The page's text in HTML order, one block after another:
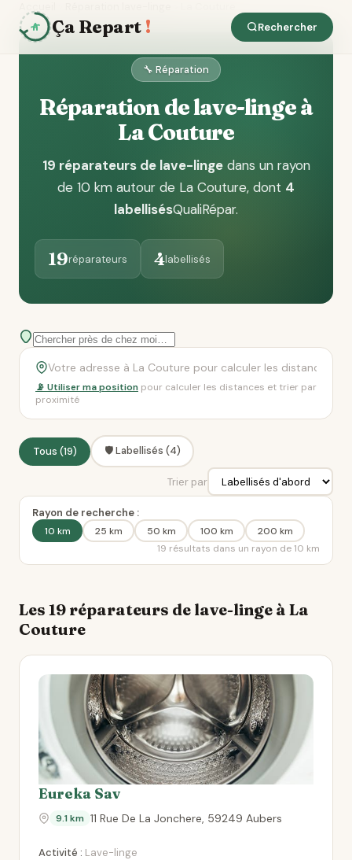
Ça Repart ! Rechercher
🔧 Réparation
Réparation de lave-linge à
La Couture
19 réparateurs de lave-lingedans un rayon
de 10 km autour de La Couture, dont 4
labellisésQualiRépar.
19réparateurs 4labellisés
📡 Utiliser ma position pour calculer les distances et trier par
proximité
Tous (19) 🛡️ Labellisés (4)
Trier par
Rayon de recherche :
10 km 25 km 50 km 100 km
200 km
19 résultats dans un rayon de 10 km
Les 19 réparateurs de lave-linge à La
Couture
Eureka Sav
9.1 km 11 Rue De La Jonchere, 59249 Aubers
Activité : Lave-linge